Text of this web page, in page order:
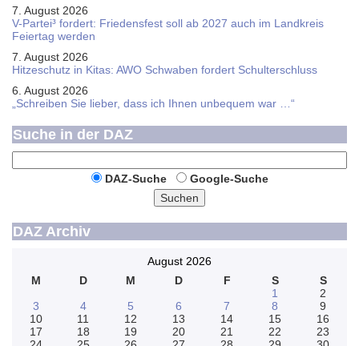
7. August 2026
V-Partei­³ fordert: Friedens­fest soll ab 2027 auch im Land­kreis
Feier­tag werden
7. August 2026
Hitzeschutz in Kitas: AWO Schwaben fordert Schulterschluss
6. August 2026
„Schreiben Sie lieber, dass ich Ihnen unbequem war …“
Suche in der DAZ
DAZ-Suche
Google-Suche
Suchen
DAZ Archiv
August 2026
M
D M D F S
S
1
2
3
4 5 6 7 8
9
10
11 12 13 14 15
16
17
18 19 20 21 22
23